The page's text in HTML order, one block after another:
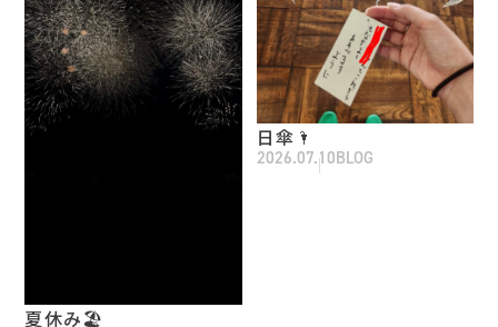
夏休み🏖
日傘🌂
2026.07.10BLOG